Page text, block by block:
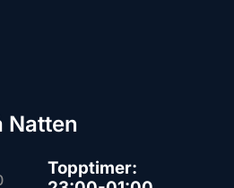
Natten
Topptimer: